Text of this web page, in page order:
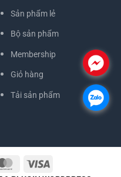
Sản phẩm lẻ
Bộ sản phẩm
Membership
Giỏ hàng
Tải sản phẩm
.
.